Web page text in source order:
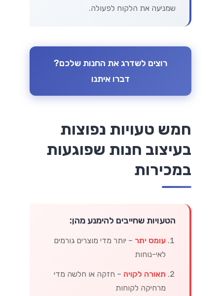
שמניעה את הלקוח לפעולה.
רוצים לשדרג את החנות שלכם?
דברו איתנו
חמש טעויות נפוצות
בעיצוב חנות שפוגעות
במכירות
הטעויות שחייבים להימנע מהן:
עומס יתר – יותר מדי מוצרים גורמים
לאי-נוחות
תאורה לקויה – חזקה או חלשה מדי
מרחיקה לקוחות